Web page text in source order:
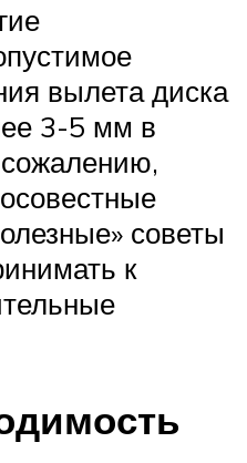
вылета диска
3-5 мм в
советы
к